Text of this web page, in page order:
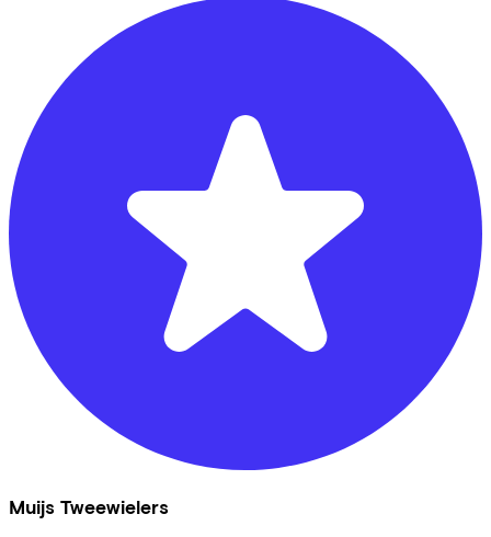
Muijs Tweewielers